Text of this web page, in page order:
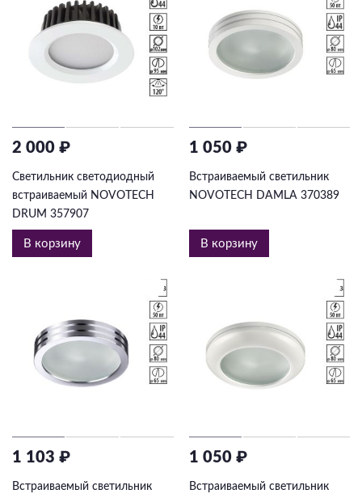
2 000 ₽
Светильник светодиодный
встраиваемый NOVOTECH
DRUM 357907
В корзину
1 050 ₽
Встраиваемый светильник
NOVOTECH DAMLA 370389
В корзину
1 103 ₽
Встраиваемый светильник
1 050 ₽
Встраиваемый светильник